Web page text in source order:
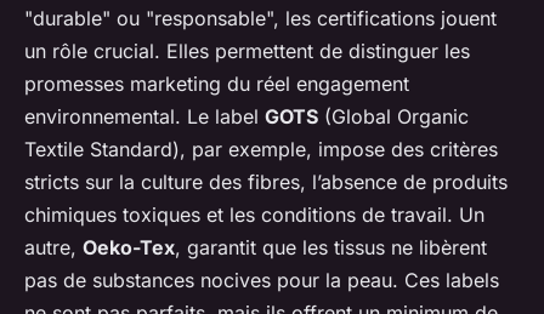
"durable" ou "responsable", les certifications jouent
un rôle crucial. Elles permettent de distinguer les
promesses marketing du réel engagement
environnemental. Le label GOTS (Global Organic
Textile Standard), par exemple, impose des critères
stricts sur la culture des fibres, l’absence de produits
chimiques toxiques et les conditions de travail. Un
autre, Oeko-Tex, garantit que les tissus ne libèrent
pas de substances nocives pour la peau. Ces labels